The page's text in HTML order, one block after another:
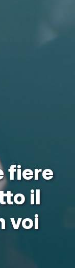
fiere
il
voi